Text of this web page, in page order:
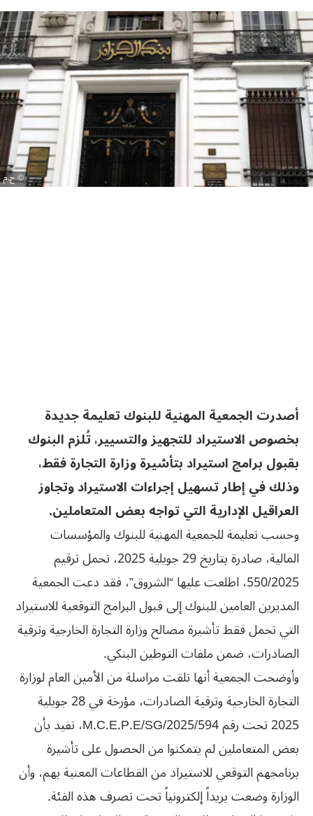
ح.م
أصدرت الجمعية المهنية للبنوك تعليمة جديدة
بخصوص الاستيراد للتجهيز والتسيير، تُلزم البنوك
بقبول برامج استيراد بتأشيرة وزارة التجارة فقط،
وذلك في إطار تسهيل إجراءات الاستيراد وتجاوز
العراقيل الإدارية التي تواجه بعض المتعاملين.
وحسب تعليمة للجمعية المهنية للبنوك والمؤسسات
المالية، صادرة بتاريخ 29 جويلية 2025، تحمل ترقيم
550/2025، اطلعت عليها “الشروق”، فقد دعت الجمعية
المديرين العامين للبنوك إلى قبول البرامج التوقعية للاستيراد
التي تحمل فقط تأشيرة مصالح وزارة التجارة الخارجية وترقية
الصادرات، ضمن ملفات التوطين البنكي.
وأوضحت الجمعية أنها تلقت مراسلة من الأمين العام لوزارة
التجارة الخارجية وترقية الصادرات، مؤرخة في 28 جويلية
2025 تحت رقم 594/M.C.E.P.E/SG/2025، تفيد بأن
بعض المتعاملين لم يتمكنوا من الحصول على تأشيرة
برنامجهم التوقعي للاستيراد من القطاعات المعنية بهم، وأن
الوزارة وضعت بريداً إلكترونياً تحت تصرف هذه الفئة.